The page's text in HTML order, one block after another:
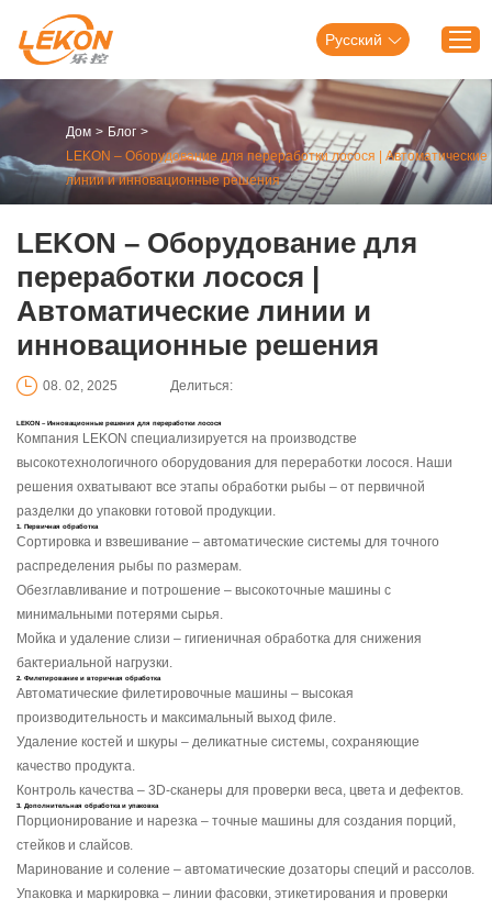
Дом
Продукция
Решения
О Леконе
Услуга
Блог
Связаться с нами
Русский
Дом > Блог >
LEKON – Оборудование для переработки лосося | Автоматические
линии и инновационные решения
LEKON – Оборудование для
переработки лосося |
Автоматические линии и
инновационные решения
08. 02, 2025 Делиться:
LEKON – Инновационные решения для переработки лосося
Компания LEKON специализируется на производстве
высокотехнологичного оборудования для переработки лосося. Наши
решения охватывают все этапы обработки рыбы – от первичной
разделки до упаковки готовой продукции.
1. Первичная обработка
Сортировка и взвешивание – автоматические системы для точного
распределения рыбы по размерам.
Обезглавливание и потрошение – высокоточные машины с
минимальными потерями сырья.
Мойка и удаление слизи – гигиеничная обработка для снижения
бактериальной нагрузки.
2. Филетирование и вторичная обработка
Автоматические филетировочные машины – высокая
производительность и максимальный выход филе.
Удаление костей и шкуры – деликатные системы, сохраняющие
качество продукта.
Контроль качества – 3D-сканеры для проверки веса, цвета и дефектов.
3. Дополнительная обработка и упаковка
Порционирование и нарезка – точные машины для создания порций,
стейков и слайсов.
Маринование и соление – автоматические дозаторы специй и рассолов.
Упаковка и маркировка – линии фасовки, этикетирования и проверки